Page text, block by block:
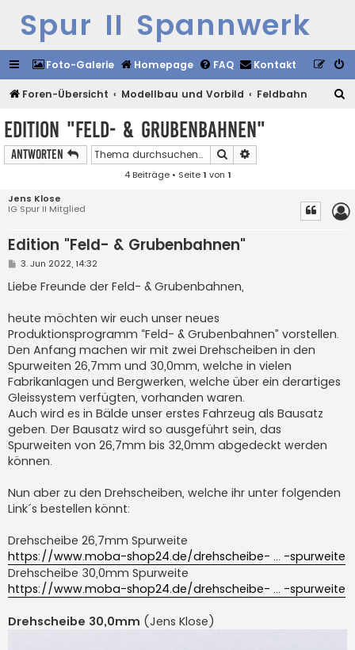
Spur II Spannwerk
Foto-Galerie Homepage FAQ Kontakt
Foren-Übersicht Modellbau und Vorbild Feldbahn
Edition "Feld- & Grubenbahnen"
Antworten Suche
4 Beiträge • Seite1 von 1
Jens Klose
IG Spur II Mitglied
Edition "Feld- & Grubenbahnen"
B
i
t
a
g
3. Jun 2022, 14:32
Liebe Freunde der Feld- & Grubenbahnen,
heute möchten wir euch unser neues
Produktionsprogramm “Feld- & Grubenbahnen” vorstellen.
Den Anfang machen wir mit zwei Drehscheiben in den
Spurweiten 26,7mm und 30,0mm, welche in vielen
Fabrikanlagen und Bergwerken, welche über ein derartiges
Gleissystem verfügten, vorhanden waren.
Auch wird es in Bälde unser erstes Fahrzeug als Bausatz
geben. Der Bausatz wird so ausgeführt sein, das
Spurweiten von 26,7mm bis 32,0mm abgedeckt werden
können.
Nun aber zu den Drehscheiben, welche ihr unter folgenden
Link´s bestellen könnt:
Drehscheibe 26,7mm Spurweite
https://www.moba-shop24.de/drehscheibe- ... -spurweite
Drehscheibe 30,0mm Spurweite
https://www.moba-shop24.de/drehscheibe- ... -spurweite
Drehscheibe 30,0mm (Jens Klose)